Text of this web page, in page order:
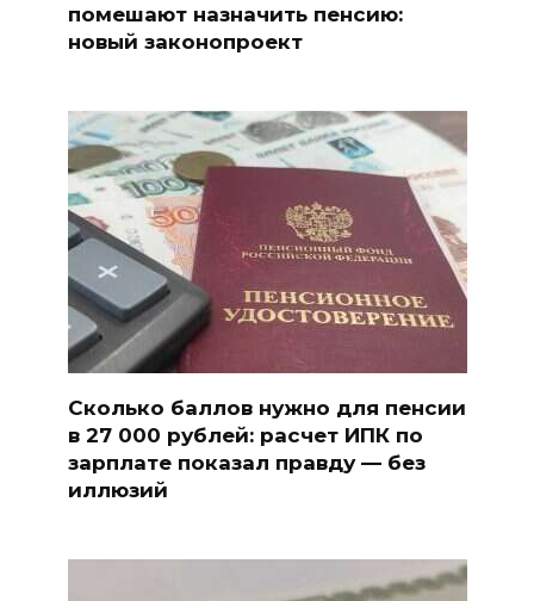
помешают назначить пенсию:
новый законопроект
Сколько баллов нужно для пенсии
в 27 000 рублей: расчет ИПК по
зарплате показал правду — без
иллюзий